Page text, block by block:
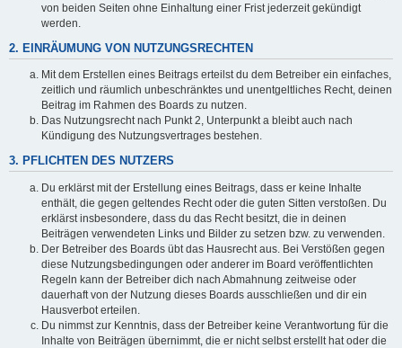
von beiden Seiten ohne Einhaltung einer Frist jederzeit gekündigt
werden.
2. EINRÄUMUNG VON NUTZUNGSRECHTEN
Mit dem Erstellen eines Beitrags erteilst du dem Betreiber ein einfaches,
zeitlich und räumlich unbeschränktes und unentgeltliches Recht, deinen
Beitrag im Rahmen des Boards zu nutzen.
Das Nutzungsrecht nach Punkt 2, Unterpunkt a bleibt auch nach
Kündigung des Nutzungsvertrages bestehen.
3. PFLICHTEN DES NUTZERS
Du erklärst mit der Erstellung eines Beitrags, dass er keine Inhalte
enthält, die gegen geltendes Recht oder die guten Sitten verstoßen. Du
erklärst insbesondere, dass du das Recht besitzt, die in deinen
Beiträgen verwendeten Links und Bilder zu setzen bzw. zu verwenden.
Der Betreiber des Boards übt das Hausrecht aus. Bei Verstößen gegen
diese Nutzungsbedingungen oder anderer im Board veröffentlichten
Regeln kann der Betreiber dich nach Abmahnung zeitweise oder
dauerhaft von der Nutzung dieses Boards ausschließen und dir ein
Hausverbot erteilen.
Du nimmst zur Kenntnis, dass der Betreiber keine Verantwortung für die
Inhalte von Beiträgen übernimmt, die er nicht selbst erstellt hat oder die